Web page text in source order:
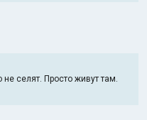
селят. Просто живут там.